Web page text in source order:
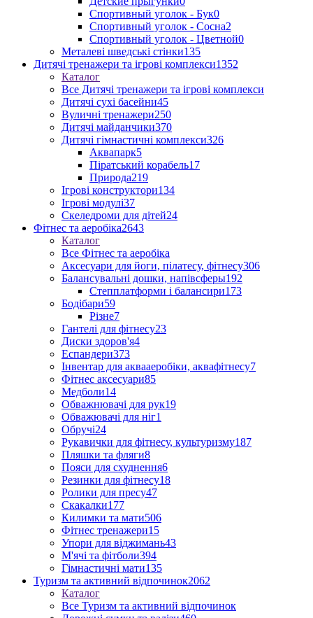
Спортивный уголок - Бук0
Спортивный уголок - Сосна2
Спортивный уголок - Цветной0
Металеві шведські стінки135
Дитячі тренажери та ігрові комплекси1352
Каталог
Все Дитячі тренажери та ігрові комплекси
Дитячі сухі басейни45
Вуличні тренажери250
Дитячі майданчики370
Дитячі гімнастичні комплекси326
Аквапарк5
Піратський корабель17
Природа219
Ігрові конструктори134
Ігрові модулі37
Скеледроми для дітей24
Фітнес та аеробіка2643
Каталог
Все Фітнес та аеробіка
Аксесуари для йоги, пілатесу, фітнесу306
Балансувальні дошки, напівсферы192
Степплатформи і балансири173
Бодібари59
Різне7
Гантелі для фітнесу23
Диски здоров'я4
Еспандери373
Інвентар для аквааеробіки, аквафітнесу7
Фітнес аксесуари85
Медболи14
Обважнювачі для рук19
Обважювачі для ніг1
Обручі24
Рукавички для фітнесу, культуризму187
Пляшки та фляги8
Пояси для схуднення6
Резинки для фітнесу18
Ролики для пресу47
Скакалки177
Килимки та мати506
Фітнес тренажери15
Упори для віджимань43
М'ячі та фітболи394
Гімнастичні мати135
Туризм та активний відпочинок2062
Каталог
Все Туризм та активний відпочинок